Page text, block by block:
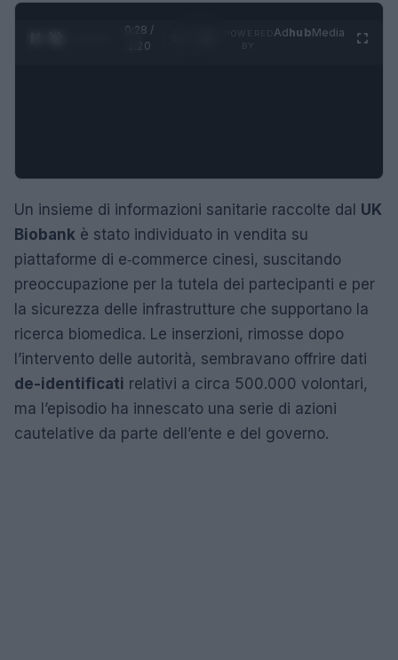
0:29 /
1:20
AdhubMedia
Un insieme di informazioni sanitarie raccolte dal UK
Biobank è stato individuato in vendita su
piattaforme di e‑commerce cinesi, suscitando
preoccupazione per la tutela dei partecipanti e per
la sicurezza delle infrastrutture che supportano la
ricerca biomedica. Le inserzioni, rimosse dopo
l’intervento delle autorità, sembravano offrire dati
de-identificati relativi a circa 500.000 volontari,
ma l’episodio ha innescato una serie di azioni
cautelative da parte dell’ente e del governo.